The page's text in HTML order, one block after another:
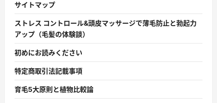
サイトマップ
ストレス コントロール&頭皮マッサージで薄毛防止と勃起力
アップ（毛髪の体験談）
初めにお読みください
特定商取引法記載事項
育毛5大原則と植物比較論